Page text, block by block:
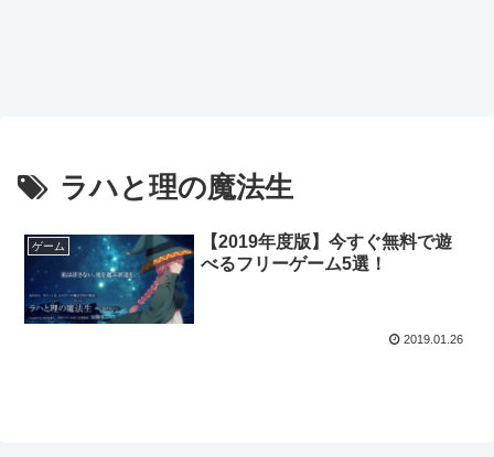
ラハと理の魔法生
ゲーム
【2019年度版】今すぐ無料で遊
べるフリーゲーム5選！
2019.01.26